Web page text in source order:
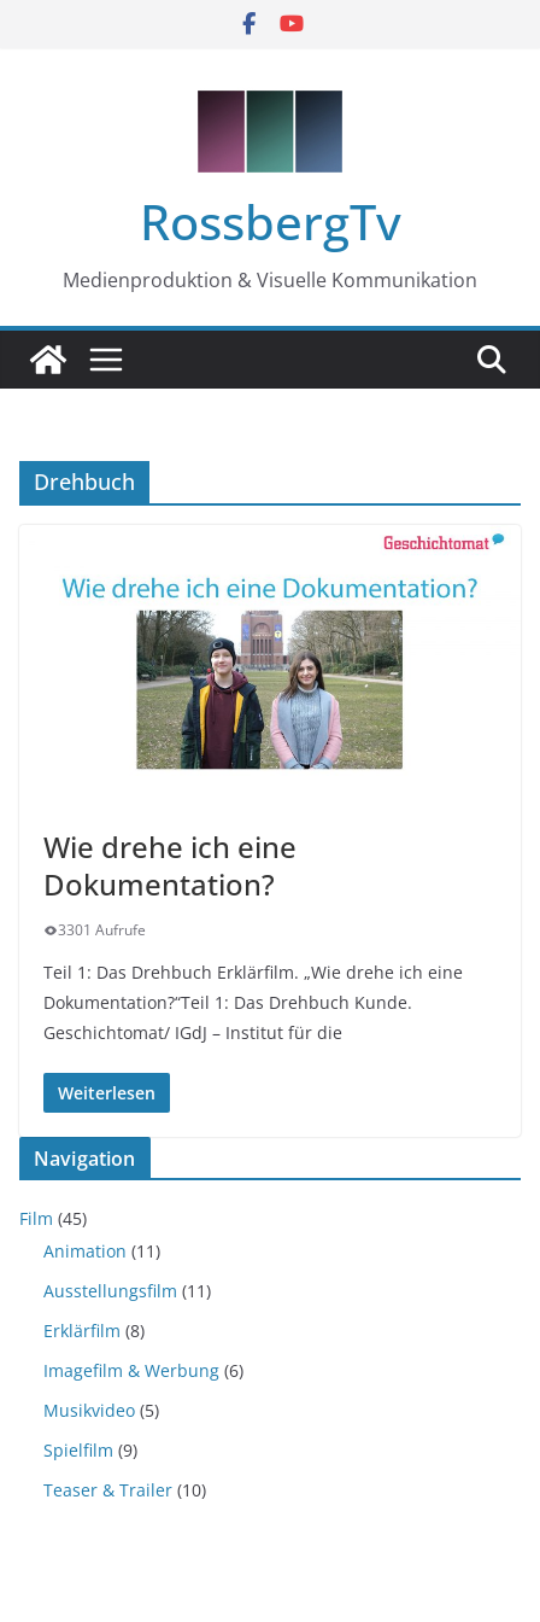
RossbergTv
Medienproduktion & Visuelle Kommunikation
Drehbuch
Wie drehe ich eine
Dokumentation?
3301 Aufrufe
Teil 1: Das Drehbuch Erklärfilm. „Wie drehe ich eine
Dokumentation?“Teil 1: Das Drehbuch Kunde.
Geschichtomat/ IGdJ – Institut für die
Weiterlesen
Navigation
Film (45)
Animation (11)
Ausstellungsfilm (11)
Erklärfilm (8)
Imagefilm & Werbung (6)
Musikvideo (5)
Spielfilm (9)
Teaser & Trailer (10)